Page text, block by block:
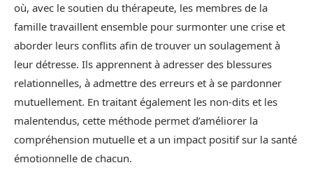
où, avec le soutien du thérapeute, les membres de la
famille travaillent ensemble pour surmonter une crise et
aborder leurs conflits afin de trouver un soulagement à
leur détresse. Ils apprennent à adresser des blessures
relationnelles, à admettre des erreurs et à se pardonner
mutuellement. En traitant également les non-dits et les
malentendus, cette méthode permet d’améliorer la
compréhension mutuelle et a un impact positif sur la santé
émotionnelle de chacun.